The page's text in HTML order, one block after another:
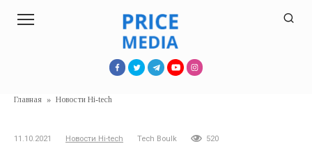
Главная » Новости Hi-tech
11.10.2021 Новости Hi-tech Tech Boulk 520